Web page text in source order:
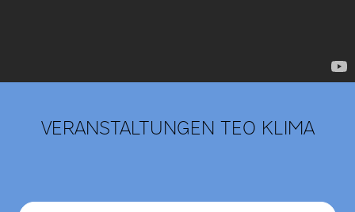
VERANSTALTUNGEN TEO KLIMA